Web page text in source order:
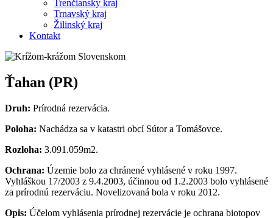
Trenčiansky kraj
Trnavský kraj
Žilinský kraj
Kontakt
Ťahan (PR)
Druh: Prírodná rezervácia.
Poloha: Nachádza sa v katastri obcí Sútor a Tomášovce.
Rozloha: 3.091.059m2.
Ochrana: Územie bolo za chránené vyhlásené v roku 1997.
Vyhláškou 17/2003 z 9.4.2003, účinnou od 1.2.2003 bolo vyhlásené
za prírodnú rezerváciu. Novelizovaná bola v roku 2012.
Opis: Účelom vyhlásenia prírodnej rezervácie je ochrana biotopov